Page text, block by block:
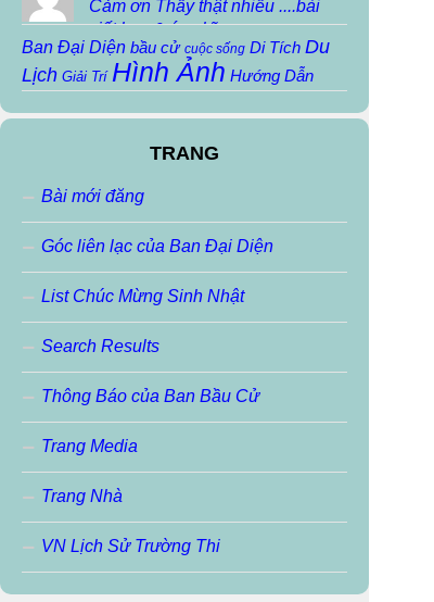
Cảm ơn Thầy thật nhiều ....bài
viết hay & ý nghĩa...
Ban Đại Diện bầu cử cuộc sống Di Tích Du
Lịch Giải Trí Hình Ảnh Hướng Dẫn
Khoa Học
Kiến Thức
Lịch
Người Nổi Tiếng
Nhạc THTĐ Phiếm
Thơ Haiku Thơ ráp Thơ Sáng Tác
Tran Ngoc Anh Videos VoChieu
TRANG
Bài mới đăng
Góc liên lạc của Ban Đại Diện
List Chúc Mừng Sinh Nhật
Search Results
Thông Báo của Ban Bầu Cử
Trang Media
Trang Nhà
VN Lịch Sử Trường Thi